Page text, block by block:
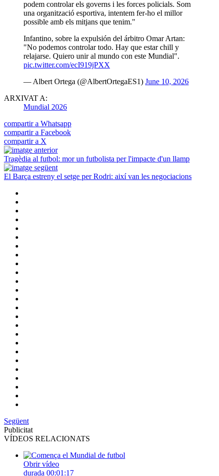
podem controlar els governs i les forces policials. Som
una organització esportiva, intentem fer-ho el millor
possible amb els mitjans que tenim."
Infantino, sobre la expulsión del árbitro Omar Artan:
"No podemos controlar todo. Hay que estar chill y
relajarse. Quiero unir al mundo con este Mundial".
pic.twitter.com/ecI919jPXX
— Albert Ortega (@AlbertOrtegaES1) June 10, 2026
ARXIVAT A:
Mundial 2026
compartir a Whatsapp
compartir a Facebook
compartir a X
Tragèdia al futbol: mor un futbolista per l'impacte d'un llamp
El Barça estreny el setge per Rodri: així van les negociacions
Següent
Publicitat
VÍDEOS RELACIONATS
Obrir vídeo
durada 00:01:17